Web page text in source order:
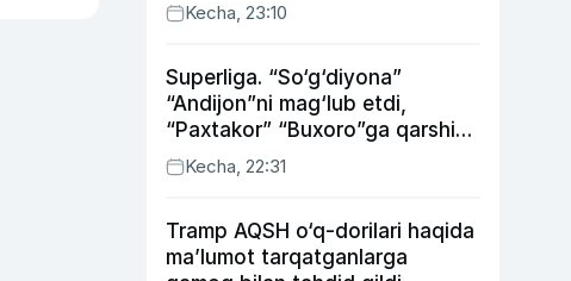
Kecha, 23:10
Superliga. “So‘g‘diyona”
“Andijon”ni mag‘lub etdi,
“Paxtakor” “Buxoro”ga qarshi
bahsda g‘alabani qo‘ldan
chiqardi
Kecha, 22:31
Tramp AQSH o‘q-dorilari haqida
ma’lumot tarqatganlarga